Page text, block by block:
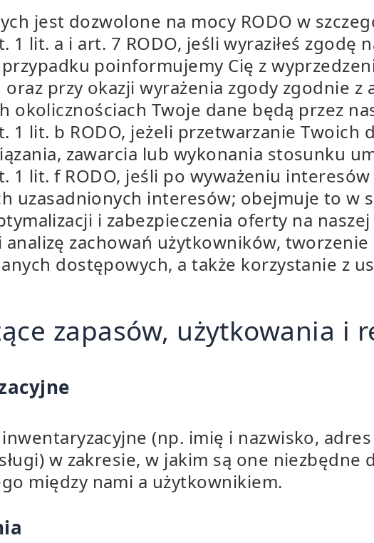
jest dozwolone na mocy RODO w
1 lit. a i art. 7 RODO, jeśli wyraziłeś zgodę
poinformujemy Cię z
przy okazji wyrażenia zgody zgodnie z
okolicznościach Twoje dane będą przez
1 lit. b RODO, jeżeli przetwarzanie Twoich
zawarcia lub wykonania stosunku
1 lit. f RODO, jeśli po wyważeniu
uzasadnionych interesów; obejmuje to w
i zabezpieczenia oferty na
analizę zachowań użytkowników,
dostępowych, a także korzystanie z
zapasów, użytkowania i
(np. imię i nazwisko,
w zakresie, w jakim są one niezbędne
między nami a użytkownikiem.